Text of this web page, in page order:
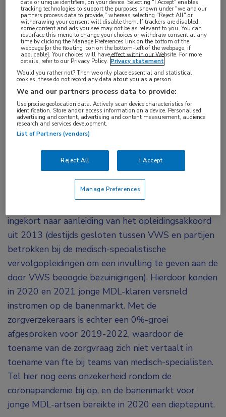
diensten rond te krijgen.
Van oplossing naar probleem
Na een discussie met het Capaciteitsorgaan en
Ministerie van VWS steeg het jaarlijkse aantal
opleidingsplekken voor MDL-artsen naar 35 in
2010 en 2011, maar was het verwachtte tekort in
2014 nog steeds 120 fte. Zodoende werd het
aantal opleidingsplekken fors opgehoogd. In 2010
waren er 183 aios MDL, in 2019 zijn dit er al 259. In
die periode zijn ook veel lokaal opgeleide physician
assistants (PA) en verpleegkundig endoscopisten
(VE) de MDL-teams komen versterken om de
toenmalige tekorten op te vullen. Vervolgens werd
ingekort naar aanleiding van het opleidingsakkoord
uit 2013 (destijds gesloten tussen VWS en partijen
betrokken bij de medisch-specialistische
vervolgopleidingen om een invulling te geven aan de
door VWS beoogde bezuinigingen). Hierdoor konden
in 2020 en 2021 jonge MDL-klaren versneld
instromen op de banenmarkt. Met de
zorgverzekeraars is echter een 0%-groei
afgesproken voor 2019-2022, waardoor de
toename van de zorgvraag zich niet vertaalt in
toename van fte bij teams van medisch-specialisten.
Tel hier nog eens onzekerheid rondom de
coronapandemie bij op, en de banenmarkt voor
jonge MDL-artsen bereikte in 2020 een dieptepunt.
data or unique identifiers, on your device. Selecting "I Accept" enables
tracking technologies to support the purposes shown under "we and our
partners process data to provide," whereas selecting "Reject All" or
withdrawing your consent will disable them. If trackers are disabled,
some content and ads you see may not be as relevant to you. You can
resurface this menu to change your choices or withdraw consent at any
time by clicking the Manage Preferences link on the bottom of the
webpage [or the floating icon on the bottom-left of the webpage, if
applicable]. Your choices will have effect within our Website. For more
details, refer to our Privacy Policy. Privacy statement
Would you rather not? Then we only place essential and statistical
cookies, these do not record any data about you as a person
We and our partners process data to provide:
Use precise geolocation data. Actively scan device characteristics for
identification. Store and/or access information on a device. Personalised
advertising and content, advertising and content measurement, audience
research and services development.
List of Partners (vendors)
Reject All I Accept
Manage Preferences